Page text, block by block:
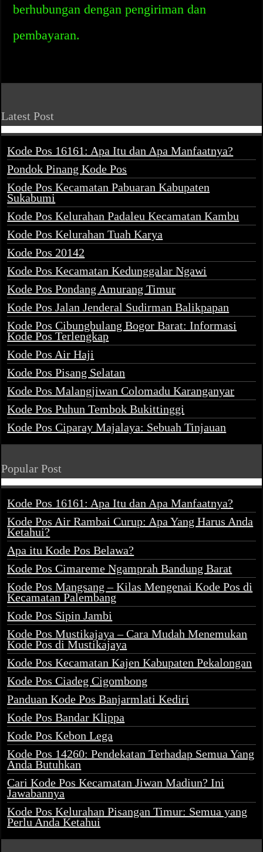
berhubungan dengan pengiriman dan
pembayaran.
Latest Post
Kode Pos 16161: Apa Itu dan Apa Manfaatnya?
Pondok Pinang Kode Pos
Kode Pos Kecamatan Pabuaran Kabupaten
Sukabumi
Kode Pos Kelurahan Padaleu Kecamatan Kambu
Kode Pos Kelurahan Tuah Karya
Kode Pos 20142
Kode Pos Kecamatan Kedunggalar Ngawi
Kode Pos Pondang Amurang Timur
Kode Pos Jalan Jenderal Sudirman Balikpapan
Kode Pos Cibungbulang Bogor Barat: Informasi
Kode Pos Terlengkap
Kode Pos Air Haji
Kode Pos Pisang Selatan
Kode Pos Malangjiwan Colomadu Karanganyar
Kode Pos Puhun Tembok Bukittinggi
Kode Pos Ciparay Majalaya: Sebuah Tinjauan
Popular Post
Kode Pos 16161: Apa Itu dan Apa Manfaatnya?
Kode Pos Air Rambai Curup: Apa Yang Harus Anda
Ketahui?
Apa itu Kode Pos Belawa?
Kode Pos Cimareme Ngamprah Bandung Barat
Kode Pos Mangsang – Kilas Mengenai Kode Pos di
Kecamatan Palembang
Kode Pos Sipin Jambi
Kode Pos Mustikajaya – Cara Mudah Menemukan
Kode Pos di Mustikajaya
Kode Pos Kecamatan Kajen Kabupaten Pekalongan
Kode Pos Ciadeg Cigombong
Panduan Kode Pos Banjarmlati Kediri
Kode Pos Bandar Klippa
Kode Pos Kebon Lega
Kode Pos 14260: Pendekatan Terhadap Semua Yang
Anda Butuhkan
Cari Kode Pos Kecamatan Jiwan Madiun? Ini
Jawabannya
Kode Pos Kelurahan Pisangan Timur: Semua yang
Perlu Anda Ketahui